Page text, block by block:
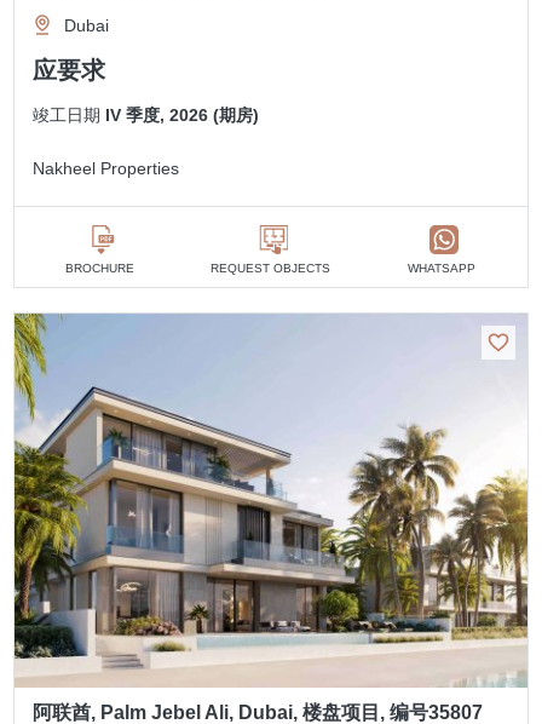
Dubai
应要求
竣工日期 IV 季度, 2026 (期房)
Nakheel Properties
BROCHURE REQUEST OBJECTS WHATSAPP
阿联酋, Palm Jebel Ali, Dubai, 楼盘项目, 编号35807